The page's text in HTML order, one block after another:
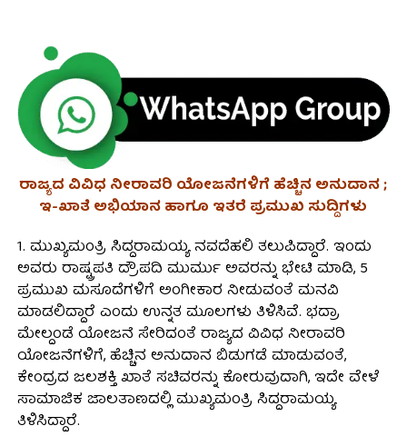
ರಾಜ್ಯದ ವಿವಿಧ ನೀರಾವರಿ ಯೋಜನೆಗಳಿಗೆ ಹೆಚ್ಚಿನ ಅನುದಾನ ;
ಇ-ಖಾತೆ ಅಭಿಯಾನ ಹಾಗೂ ಇತರೆ ‌ಪ್ರಮುಖ ಸುದ್ದಿಗಳು
1. ಮುಖ್ಯಮಂತ್ರಿ ಸಿದ್ದರಾಮಯ್ಯ ನವದೆಹಲಿ ತಲುಪಿದ್ದಾರೆ. ಇಂದು
ಅವರು ರಾಷ್ಟ್ರಪತಿ ದ್ರೌಪದಿ ಮುರ್ಮು ಅವರನ್ನು ಭೇಟಿ ಮಾಡಿ, 5
ಪ್ರಮುಖ ಮಸೂದೆಗಳಿಗೆ ಅಂಗೀಕಾರ ನೀಡುವಂತೆ ಮನವಿ
ಮಾಡಲಿದ್ದಾರೆ ಎಂದು ಉನ್ನತ ಮೂಲಗಳು ತಿಳಿಸಿವೆ. ಭದ್ರಾ
ಮೇಲ್ದಂಡೆ ಯೋಜನೆ ಸೇರಿದಂತೆ ರಾಜ್ಯದ ವಿವಿಧ ನೀರಾವರಿ
ಯೋಜನೆಗಳಿಗೆ, ಹೆಚ್ಚಿನ ಅನುದಾನ ಬಿಡುಗಡೆ ಮಾಡುವಂತೆ,
ಕೇಂದ್ರದ ಜಲಶಕ್ತಿ ಖಾತೆ ಸಚಿವರನ್ನು ಕೋರುವುದಾಗಿ, ಇದೇ ವೇಳೆ
ಸಾಮಾಜಿಕ ಜಾಲತಾಣದಲ್ಲಿ ಮುಖ್ಯಮಂತ್ರಿ ಸಿದ್ದರಾಮಯ್ಯ
ತಿಳಿಸಿದ್ದಾರೆ.